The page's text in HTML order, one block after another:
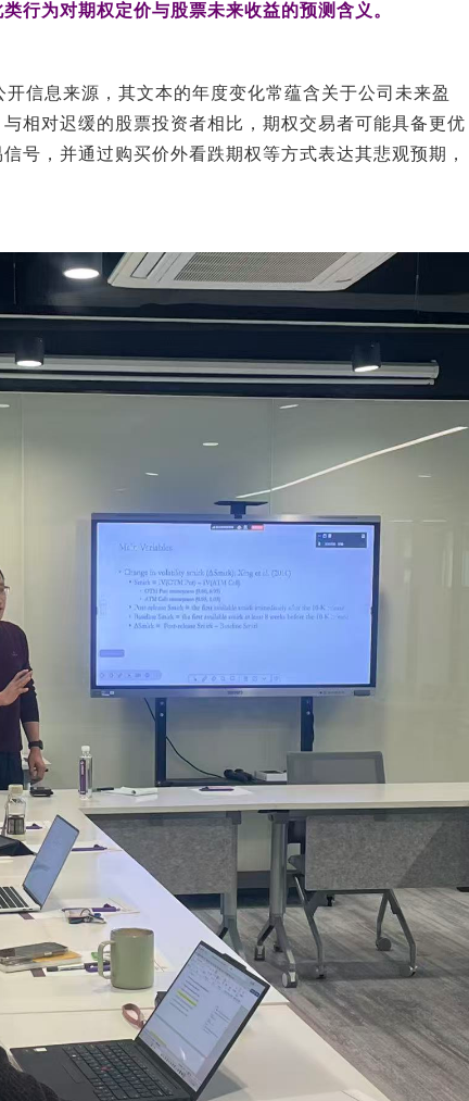
行为对期权定价与股票未来收益的预测含义。
信息来源，其文本的年度变化常蕴含关于公司未来盈
相对迟缓的股票投资者相比，期权交易者可能具备更优
号，并通过购买价外看跌期权等方式表达其悲观预期，